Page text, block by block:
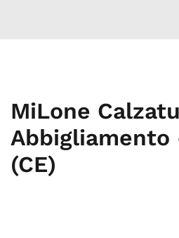
MiLone
Abbigliamento
(CE)